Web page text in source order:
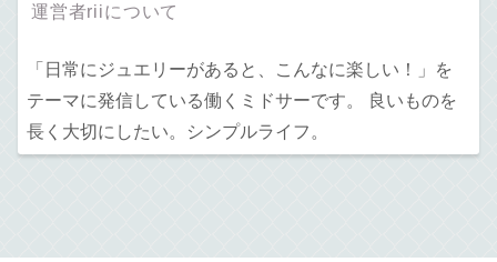
運営者riiについて
「日常にジュエリーがあると、こんなに楽しい！」を
テーマに発信している働くミドサーです。 良いものを
長く大切にしたい。シンプルライフ。